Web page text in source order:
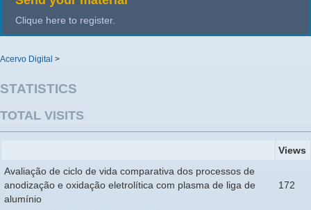
Clique here to register.
Acervo Digital >
STATISTICS
TOTAL VISITS
Views
Avaliação de ciclo de vida comparativa dos processos de
anodização e oxidação eletrolítica com plasma de liga de
alumínio
172